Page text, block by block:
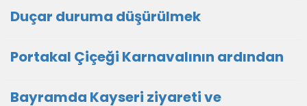
Duçar duruma düşürülmek
Portakal Çiçeği Karnavalının ardından
Bayramda Kayseri ziyareti ve